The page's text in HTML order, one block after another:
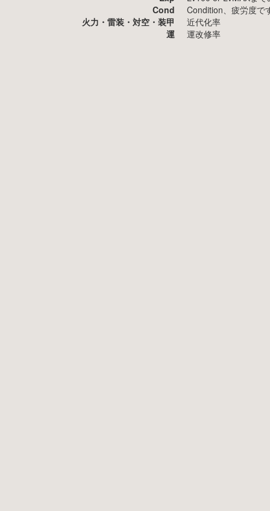
Cond
Condition、疲労度で
火力・雷装・対空・装甲
近代化率
運
運改修率